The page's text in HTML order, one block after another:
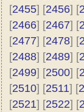
[2455] [2456] [
[2466] [2467] [
[2477] [2478] [
[2488] [2489] [
[2499] [2500] [
[2510] [2511] [
[2521] [2522] [